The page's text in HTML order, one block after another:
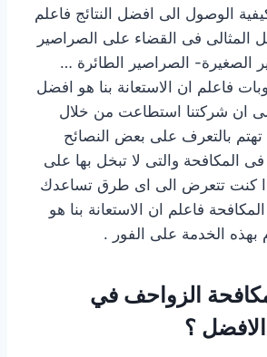
الوصول الى افضل النتائج فاعلم
المثالى فى القضاء على الصراصير
الصغيرة- الصراصير الطائرة …
فاعلم ان الاستعانة بنا هو افضل
الى ان شركتنا استطاعت من خلال
تهتم بالتعرف على بعض النصائح
فى المكافحة والتى لا تبخل بها على
كنت تتعرض الى اى طرق تساعدك
فاعلم ان الاستعانة بنا هو
بهذه الخدمة على الفور .
الزواحف في
؟